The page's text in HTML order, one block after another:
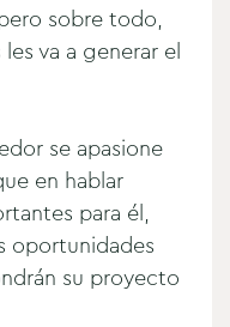
sobre todo,
va a generar el
se apasione
en hablar
para él,
oportunidades
su proyecto